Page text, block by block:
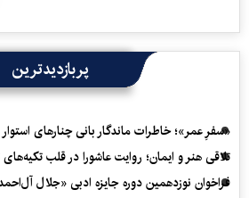
پربازدیدترین
«سفرِ عمر»؛ خاطرات ماندگار بانی چنارهای
تلاقی هنر و ایمان؛ روایت عاشورا در قلب
فراخوان نوزدهمین دوره جایزه ادبی «جلال